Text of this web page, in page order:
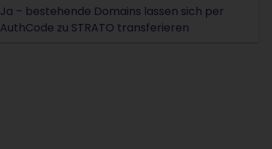
Ja – bestehende Domains lassen sich per
AuthCode zu STRATO transferieren